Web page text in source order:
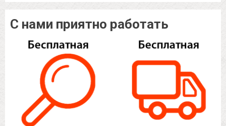
С нами приятно работать